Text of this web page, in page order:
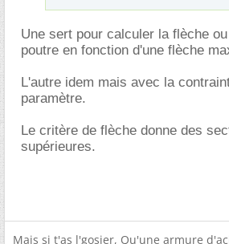
Une sert pour calculer la flèche
poutre en fonction d'une flèche
L'autre idem mais avec la
paramètre.
Le critère de flèche donne des
supérieures.
Mais si t'as l'gosier, Qu'une armure